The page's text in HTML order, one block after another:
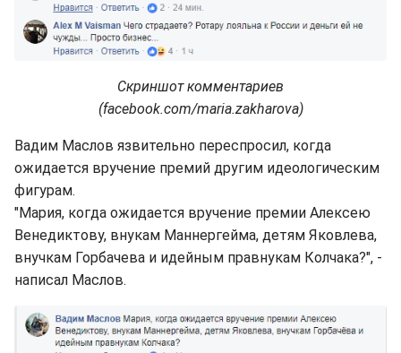
Скриншот комментариев
(facebook.com/maria.zakharova)
Вадим Маслов язвительно переспросил, когда
ожидается вручение премий другим идеологическим
фигурам.
"Мария, когда ожидается вручение премии Алексею
Венедиктову, внукам Маннергейма, детям Яковлева,
внучкам Горбачева и идейным правнукам Колчака?", -
написал Маслов.